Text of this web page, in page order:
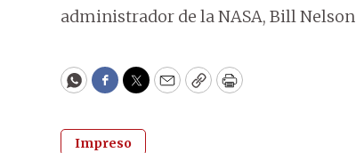
administrador de la NASA, Bill Nelson
WhatsApp
Facebook
Twitter
EmailCopyPrint
Impreso